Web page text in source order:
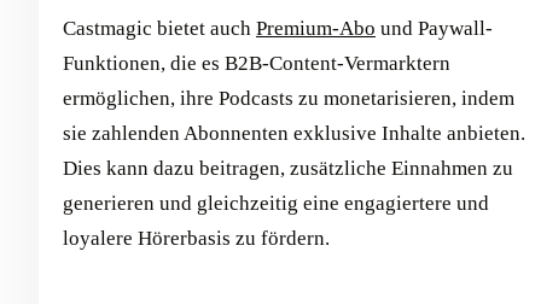
Castmagic bietet auch Premium-Abo und Paywall-
Funktionen, die es B2B-Content-Vermarktern
ermöglichen, ihre Podcasts zu monetarisieren, indem
sie zahlenden Abonnenten exklusive Inhalte anbieten.
Dies kann dazu beitragen, zusätzliche Einnahmen zu
generieren und gleichzeitig eine engagiertere und
loyalere Hörerbasis zu fördern.